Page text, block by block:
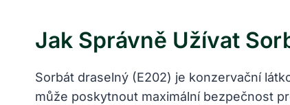
Jak Správně Užívat
Sorbát draselný (E202) je konzervační
může poskytnout maximální bezpečnost